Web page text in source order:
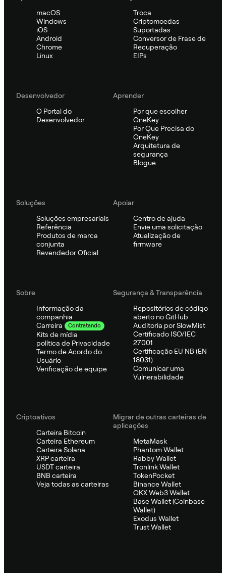
macOS
Windows
iOS
Android
Chrome
Linux
Troca
Criptomoedas
Suportadas
Conversor de Frase de
Recuperação
EIPs
Desenvolvedor
O Portal do
Desenvolvedor
Aprender
Por que escolher
OneKey
Por Que Precisa do
OneKey
Arquitetura de
segurança
Blogue
Soluções
Soluções empresariais
Referência
Produtos de marca
conjunta
Revendedor Oficial
Apoiar
Centro de ajuda
Envie uma solicitação
Atualização de
firmware
Sobre
Informação da
companhia
Carreira
Contratando
Kits de mídia
política de Privacidade
Termo de Acordo do
Usuário
Verificação de equipe
Segurança & Transparência
Repositórios de código
aberto no GitHub
Auditoria por SlowMist
Certificado ISO/IEC
27001
Certificação EU NB (EN
18031)
Comunicar uma
Vulnerabilidade
Criptoativos
Carteira Bitcoin
Carteira Ethereum
Carteira Solana
XRP carteira
USDT carteira
BNB carteira
Veja todas as carteiras
Migrar de outras carteiras de
aplicações
MetaMask
Phantom Wallet
Rabby Wallet
Tronlink Wallet
TokenPocket
Binance Wallet
OKX Web3 Wallet
Base Wallet (Coinbase
Wallet)
Exodus Wallet
Trust Wallet